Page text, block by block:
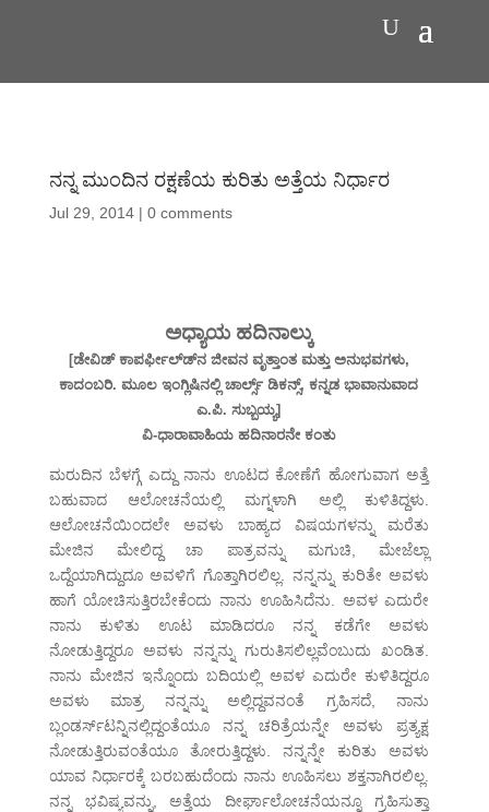
ನನ್ನ ಮುಂದಿನ ರಕ್ಷಣೆಯ ಕುರಿತು ಅತ್ತೆಯ ನಿರ್ಧಾರ
Jul 29, 2014| 0 comments
ಅಧ್ಯಾಯ ಹದಿನಾಲ್ಕು
[ಡೇವಿಡ್ ಕಾಪರ್ಫೀಲ್ಡ್‍ನ ಜೀವನ ವೃತ್ತಾಂತ ಮತ್ತು ಅನುಭವಗಳು,
ಕಾದಂಬರಿ. ಮೂಲ ಇಂಗ್ಲಿಷಿನಲ್ಲಿ ಚಾರ್ಲ್ಸ್ ಡಿಕನ್ಸ್, ಕನ್ನಡ ಭಾವಾನುವಾದ
ಎ.ಪಿ. ಸುಬ್ಬಯ್ಯ]
ವಿ-ಧಾರಾವಾಹಿಯ ಹದಿನಾರನೇ ಕಂತು
ಮರುದಿನ ಬೆಳಗ್ಗೆ ಎದ್ದು ನಾನು ಊಟದ ಕೋಣೆಗೆ ಹೋಗುವಾಗ ಅತ್ತೆ
ಬಹುವಾದ ಆಲೋಚನೆಯಲ್ಲಿ ಮಗ್ನಳಾಗಿ ಅಲ್ಲಿ ಕುಳಿತಿದ್ದಳು.
ಆಲೋಚನೆಯಿಂದಲೇ ಅವಳು ಬಾಹ್ಯದ ವಿಷಯಗಳನ್ನು ಮರೆತು
ಮೇಜಿನ ಮೇಲಿದ್ದ ಚಾ ಪಾತ್ರವನ್ನು ಮಗುಚಿ, ಮೇಜೆಲ್ಲಾ
ಒದ್ದೆಯಾಗಿದ್ದುದೂ ಅವಳಿಗೆ ಗೊತ್ತಾಗಿರಲಿಲ್ಲ. ನನ್ನನ್ನು ಕುರಿತೇ ಅವಳು
ಹಾಗೆ ಯೋಚಿಸುತ್ತಿರಬೇಕೆಂದು ನಾನು ಊಹಿಸಿದೆನು. ಅವಳ ಎದುರೇ
ನಾನು ಕುಳಿತು ಊಟ ಮಾಡಿದರೂ ನನ್ನ ಕಡೆಗೇ ಅವಳು
ನೋಡುತ್ತಿದ್ದರೂ ಅವಳು ನನ್ನನ್ನು ಗುರುತಿಸಲಿಲ್ಲವೆಂಬುದು ಖಂಡಿತ.
ನಾನು ಮೇಜಿನ ಇನ್ನೊಂದು ಬದಿಯಲ್ಲಿ ಅವಳ ಎದುರೇ ಕುಳಿತಿದ್ದರೂ
ಅವಳು ಮಾತ್ರ ನನ್ನನ್ನು ಅಲ್ಲಿದ್ದವನಂತೆ ಗ್ರಹಿಸದೆ, ನಾನು
ಬ್ಲಂಡರ್ಸ್‍ಟನ್ನಿನಲ್ಲಿದ್ದಂತೆಯೂ ನನ್ನ ಚರಿತ್ರೆಯನ್ನೇ ಅವಳು ಪ್ರತ್ಯಕ್ಷ
ನೋಡುತ್ತಿರುವಂತೆಯೂ ತೋರುತ್ತಿದ್ದಳು. ನನ್ನನ್ನೇ ಕುರಿತು ಅವಳು
ಯಾವ ನಿರ್ಧಾರಕ್ಕೆ ಬರಬಹುದೆಂದು ನಾನು ಊಹಿಸಲು ಶಕ್ತನಾಗಿರಲಿಲ್ಲ.
ನನ್ನ ಭವಿಷ್ಯವನ್ನು, ಅತ್ತೆಯ ದೀರ್ಘಾಲೋಚನೆಯನ್ನೂ ಗ್ರಹಿಸುತ್ತಾ